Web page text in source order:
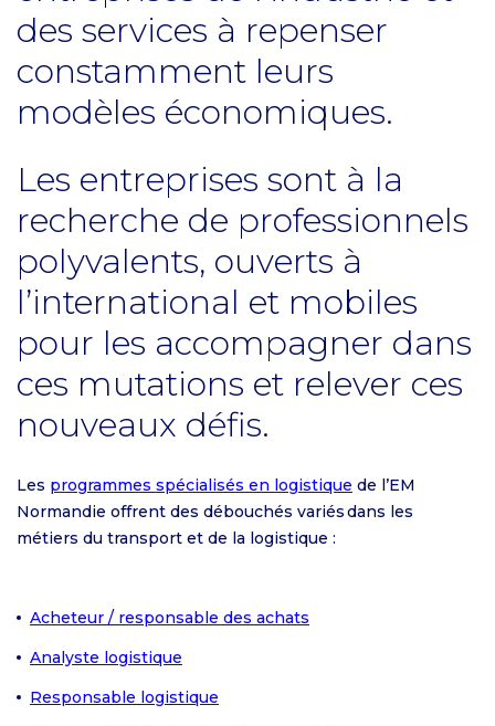
des services à repenser
constamment leurs
modèles économiques.
Les entreprises sont à la
recherche de professionnels
polyvalents, ouverts à
l’international et mobiles
pour les accompagner dans
ces mutations et relever ces
nouveaux défis.
Les programmes spécialisés en logistique de l’EM
Normandie offrent des débouchés variés dans les
métiers du transport et de la logistique :
Acheteur / responsable des achats
Analyste logistique
Responsable logistique